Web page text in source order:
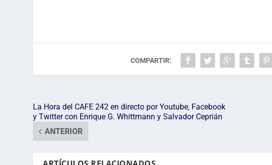
COMPARTIR:
La Hora del CAFE 242 en directo por Youtube, Facebook
y Twitter con Enrique G. Whittmann y Salvador Ceprián
ANTERIOR